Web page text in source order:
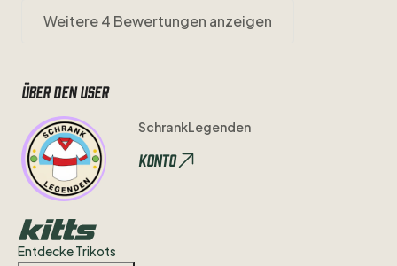
Weitere 4 Bewertungen anzeigen
Über den user
SchrankLegenden
Konto
Entdecke Trikots